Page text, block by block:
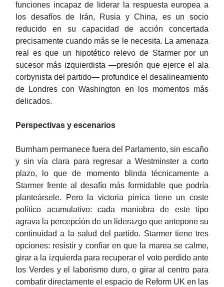
funciones incapaz de liderar la respuesta europea a
los desafíos de Irán, Rusia y China, es un socio
reducido en su capacidad de acción concertada
precisamente cuando más se le necesita. La amenaza
real es que un hipotético relevo de Starmer por un
sucesor más izquierdista —presión que ejerce el ala
corbynista del partido— profundice el desalineamiento
de Londres con Washington en los momentos más
delicados.
Perspectivas y escenarios
Burnham permanece fuera del Parlamento, sin escaño
y sin vía clara para regresar a Westminster a corto
plazo, lo que de momento blinda técnicamente a
Starmer frente al desafío más formidable que podría
planteársele. Pero la victoria pírrica tiene un coste
político acumulativo: cada maniobra de este tipo
agrava la percepción de un liderazgo que antepone su
continuidad a la salud del partido. Starmer tiene tres
opciones: resistir y confiar en que la marea se calme,
girar a la izquierda para recuperar el voto perdido ante
los Verdes y el laborismo duro, o girar al centro para
combatir directamente el espacio de Reform UK en las